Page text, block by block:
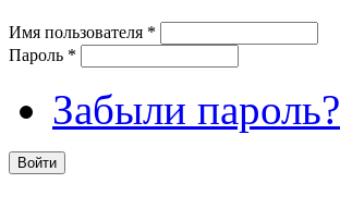
Имя пользователя *
Пароль *
Забыли пароль?